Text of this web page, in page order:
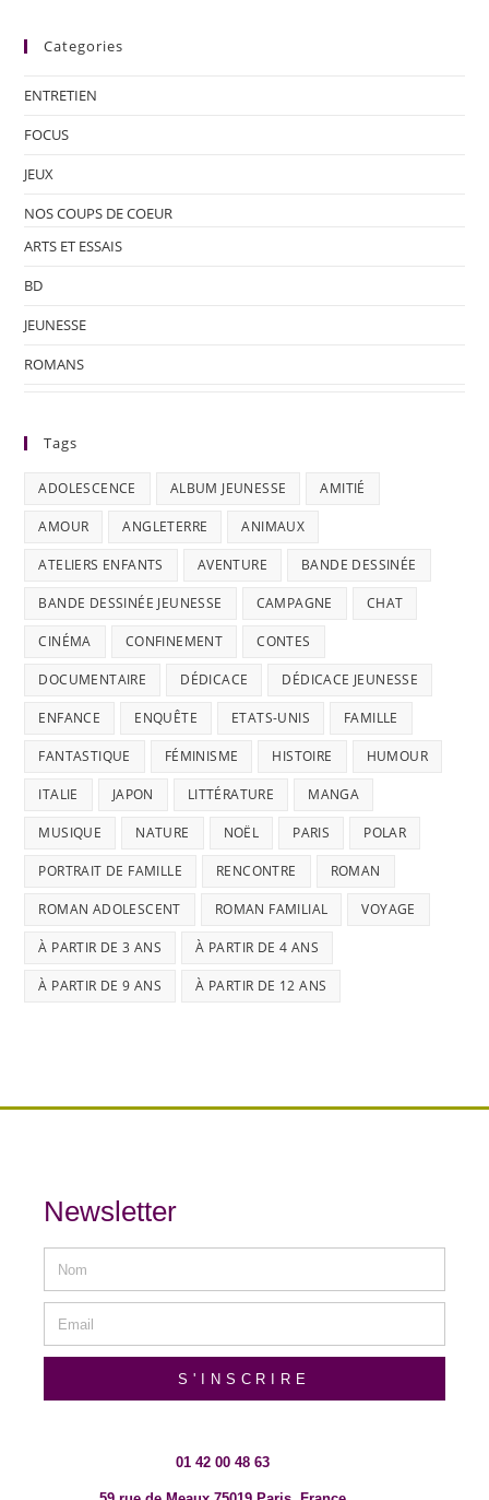
Categories
ENTRETIEN
FOCUS
JEUX
NOS COUPS DE COEUR
ARTS ET ESSAIS
BD
JEUNESSE
ROMANS
Tags
ADOLESCENCE ALBUM JEUNESSE AMITIÉ
AMOUR ANGLETERRE ANIMAUX
ATELIERS ENFANTS AVENTURE BANDE DESSINÉE
BANDE DESSINÉE JEUNESSE CAMPAGNE CHAT
CINÉMA CONFINEMENT CONTES
DOCUMENTAIRE DÉDICACE DÉDICACE JEUNESSE
ENFANCE ENQUÊTE ETATS-UNIS FAMILLE
FANTASTIQUE FÉMINISME HISTOIRE HUMOUR
ITALIE JAPON LITTÉRATURE MANGA
MUSIQUE NATURE NOËL PARIS POLAR
PORTRAIT DE FAMILLE RENCONTRE ROMAN
ROMAN ADOLESCENT ROMAN FAMILIAL VOYAGE
À PARTIR DE 3 ANS À PARTIR DE 4 ANS
À PARTIR DE 9 ANS À PARTIR DE 12 ANS
Newsletter
S'INSCRIRE
01 42 00 48 63